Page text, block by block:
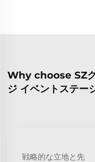
Why choose SZグ
ジ イベントステー
戦略的な立地と先